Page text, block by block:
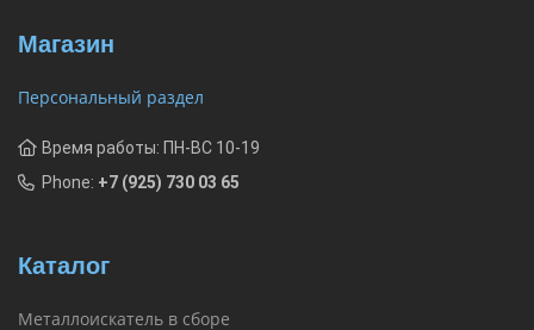
Магазин
Персональный раздел
Время работы: ПН-ВС 10-19
Phone: +7 (925) 730 03 65
Каталог
Металлоискатель в сборе